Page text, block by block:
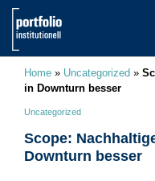
Home » Uncategorized »
in Downturn besser
Uncategorized
Scope:
Downturn besser